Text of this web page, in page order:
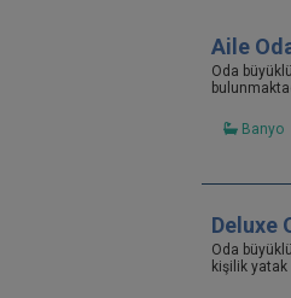
Aile
Oda
Banyo
Deluxe
Oda
kişilik yatak